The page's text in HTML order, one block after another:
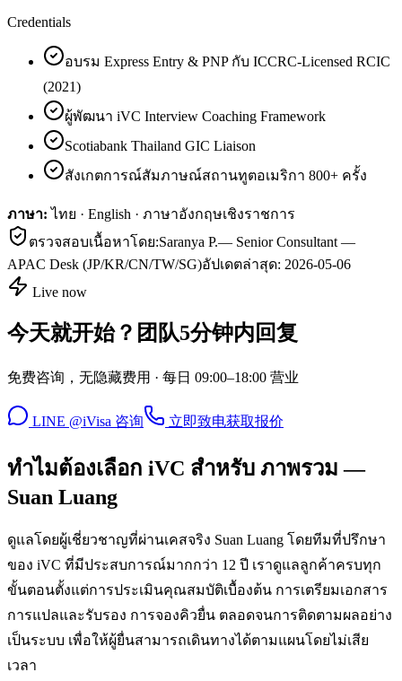
Credentials
อบรม Express Entry & PNP กับ ICCRC-Licensed RCIC
(2021)
ผู้พัฒนา iVC Interview Coaching Framework
Scotiabank Thailand GIC Liaison
สังเกตการณ์สัมภาษณ์สถานทูตอเมริกา 800+ ครั้ง
ภาษา: ไทย · English · ภาษาอังกฤษเชิงราชการ
ตรวจสอบเนื้อหาโดย:Saranya P.— Senior Consultant —
APAC Desk (JP/KR/CN/TW/SG)อัปเดตล่าสุด: 2026-05-06
Live now
今天就开始？团队5分钟内回复
免费咨询，无隐藏费用 · 每日 09:00–18:00 营业
LINE @iVisa 咨询 立即致电获取报价
ทำไมต้องเลือก iVC สำหรับ ภาพรวม —
Suan Luang
ดูแลโดยผู้เชี่ยวชาญที่ผ่านเคสจริง Suan Luang โดยทีมที่ปรึกษา
ของ iVC ที่มีประสบการณ์มากกว่า 12 ปี เราดูแลลูกค้าครบทุก
ขั้นตอนตั้งแต่การประเมินคุณสมบัติเบื้องต้น การเตรียมเอกสาร
การแปลและรับรอง การจองคิวยื่น ตลอดจนการติดตามผลอย่าง
เป็นระบบ เพื่อให้ผู้ยื่นสามารถเดินทางได้ตามแผนโดยไม่เสีย
เวลา